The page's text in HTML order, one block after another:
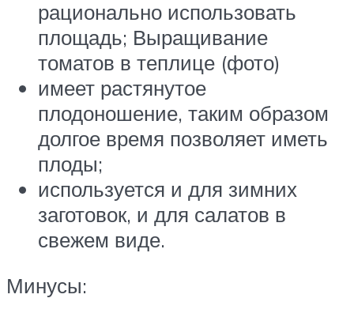
рационально использовать
площадь; Выращивание
томатов в теплице (фото)
имеет растянутое
плодоношение, таким образом
долгое время позволяет иметь
плоды;
используется и для зимних
заготовок, и для салатов в
свежем виде.
Минусы: